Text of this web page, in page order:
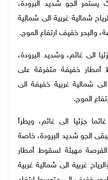
يستمر الجو شديد البرودة،
شمالية غربية الى شمالية
والبحر خفيف ارتفاع الموج.
الى غائم، وشديد البرودة،
أمطار خفيفة متفرقة على
شمالية غربية خفيفة الى
الموج.
جزئيا الى غائم، ويطرأ
الجو شديد البرودة، خاصة
مهيئة لسقوط أمطار
غربية الى شمالية غربية